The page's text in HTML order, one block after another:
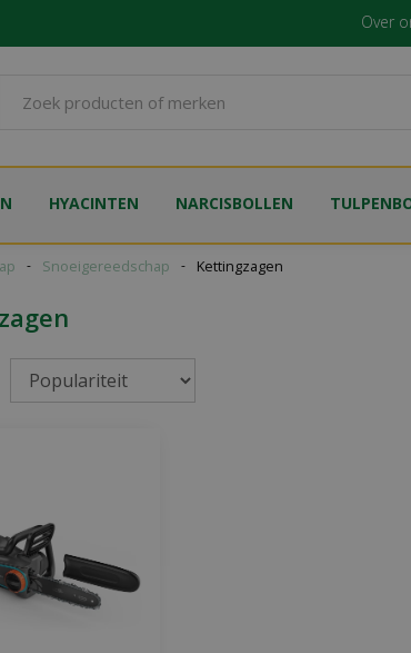
Snoeigereedschap Kettingzagen
Over
HYACINTEN NARCISBOLLEN